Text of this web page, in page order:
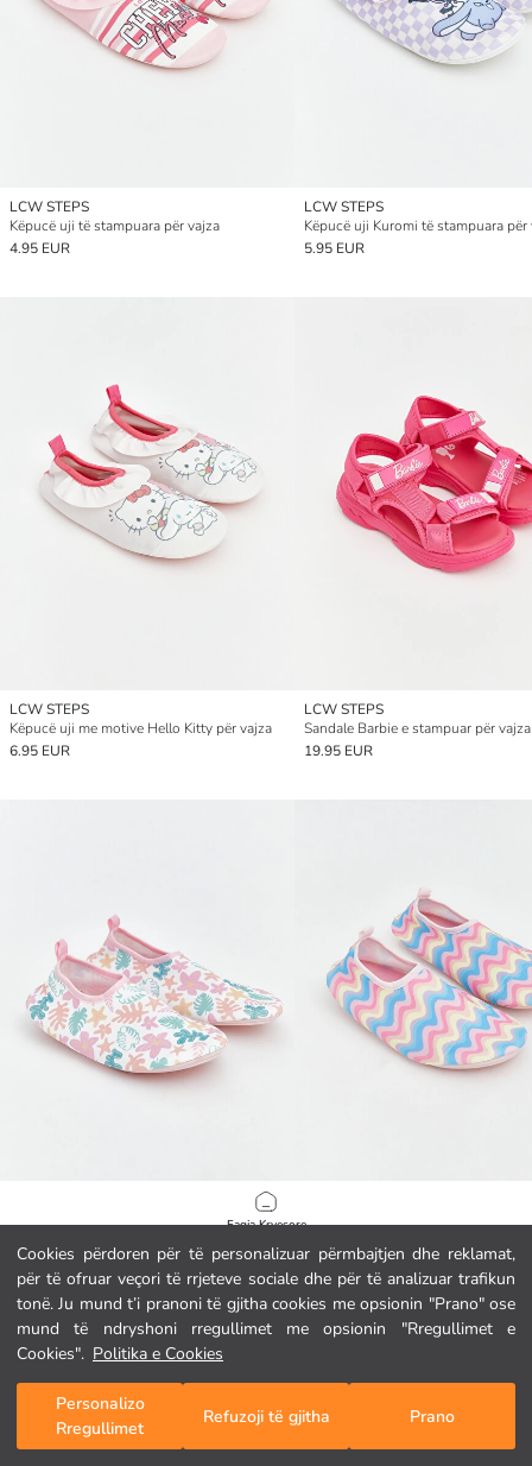
Cookies përdoren për të personalizuar përmbajtjen dhe reklamat,
për të ofruar veçori të rrjeteve sociale dhe për të analizuar trafikun
tonë. Ju mund t’i pranoni të gjitha cookies me opsionin "Prano" ose
mund të ndryshoni rregullimet me opsionin "Rregullimet e
Cookies". Politika e Cookies
Personalizo
Rregullimet
Refuzoji të gjitha Prano
Faqja Kryesore
Kategoritë
Shporta Ime
LCW STEPS
Këpucë uji të stampuara për vajza
4.95 EUR
LCW STEPS
Këpucë uji Kuromi të stampuara për
5.95 EUR
LCW STEPS
Këpucë uji me motive Hello Kitty për vajza
6.95 EUR
LCW STEPS
Sandale Barbie e stampuar për vajza
19.95 EUR
Këpucë uji për vajza me motive lulesh dhe gjetesh
5.95 EUR
Këpucë uji me motive valëzuese për
4.95 EUR